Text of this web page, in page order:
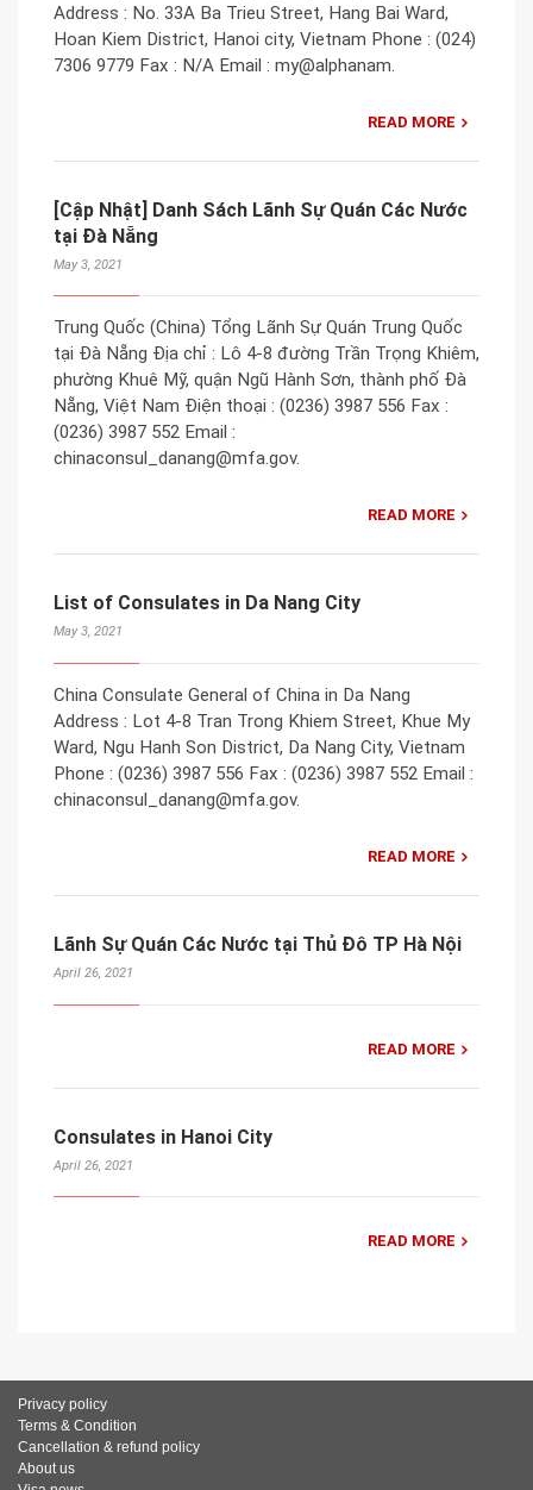
Address : No. 33A Ba Trieu Street, Hang Bai Ward,
Hoan Kiem District, Hanoi city, Vietnam Phone : (024)
7306 9779 Fax : N/A Email : my@alphanam.
READ MORE
[Cập Nhật] Danh Sách Lãnh Sự Quán Các Nước
tại Đà Nẵng
May 3, 2021
Trung Quốc (China) Tổng Lãnh Sự Quán Trung Quốc
tại Đà Nẵng Địa chỉ : Lô 4-8 đường Trần Trọng Khiêm,
phường Khuê Mỹ, quận Ngũ Hành Sơn, thành phố Đà
Nẵng, Việt Nam Điện thoại : (0236) 3987 556 Fax :
(0236) 3987 552 Email :
chinaconsul_danang@mfa.gov.
READ MORE
List of Consulates in Da Nang City
May 3, 2021
China Consulate General of China in Da Nang
Address : Lot 4-8 Tran Trong Khiem Street, Khue My
Ward, Ngu Hanh Son District, Da Nang City, Vietnam
Phone : (0236) 3987 556 Fax : (0236) 3987 552 Email :
chinaconsul_danang@mfa.gov.
READ MORE
Lãnh Sự Quán Các Nước tại Thủ Đô TP Hà Nội
April 26, 2021
READ MORE
Consulates in Hanoi City
April 26, 2021
READ MORE
Privacy policy
Terms & Condition
Cancellation & refund policy
About us